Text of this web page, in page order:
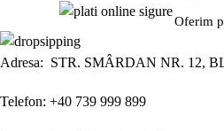
Oferim
Adresa: STR. SMÂRDAN NR. 12,
Telefon: +40 739 999 899